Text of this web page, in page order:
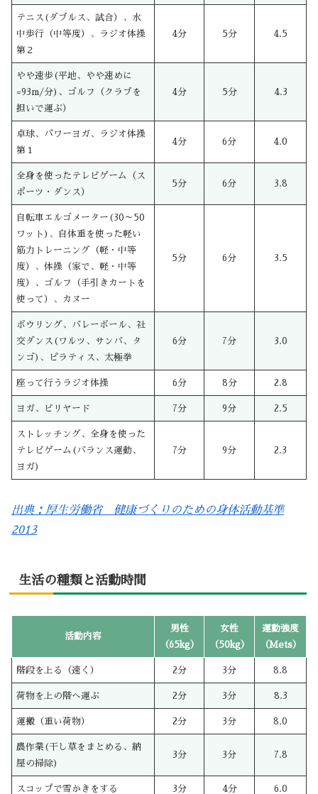
テニス(ダブルス、試合）、水
中歩行（中等度）、ラジオ体操
第２
4分 5分 4.5
やや速歩(平地、やや速めに
=93m/分)、ゴルフ（クラブを
担いで運ぶ）
4分 5分 4.3
卓球、パワーヨガ、ラジオ体操
第１
4分 6分 4.0
全身を使ったテレビゲーム（ス
ポーツ・ダンス）
5分 6分 3.8
自転車エルゴメーター(30～50
ワット)、自体重を使った軽い
筋力トレーニング（軽・中等
度）、体操（家で、軽・中等
度）、ゴルフ（手引きカートを
使って）、カヌー
5分 6分 3.5
ボウリング、バレーボール、社
交ダンス(ワルツ、サンバ、タ
ンゴ)、ピラティス、太極拳
6分 7分 3.0
座って行うラジオ体操 6分 8分 2.8
ヨガ、ビリヤード 7分 9分 2.5
ストレッチング、全身を使った
テレビゲーム(バランス運動、
ヨガ)
7分 9分 2.3
出典：厚生労働省 健康づくりのための身体活動基準
2013
生活の種類と活動時間
活動内容
男性
（65kg）
女性
（50kg）
運動強度
（Mets）
階段を上る（速く） 2分 3分 8.8
荷物を上の階へ運ぶ 2分 3分 8.3
運搬（重い荷物） 2分 3分 8.0
農作業(干し草をまとめる、納
屋の掃除)
3分 3分 7.8
スコップで雪かきをする 3分 4分 6.0